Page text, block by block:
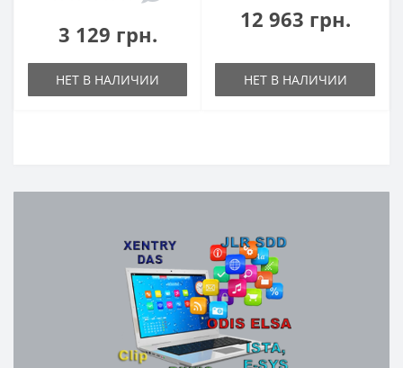
3 129 грн.
НЕТ В НАЛИЧИИ
12 963 грн.
НЕТ В НАЛИЧИИ